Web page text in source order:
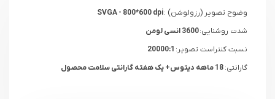
وضوح تصویر (رزولوشن) :
شدت روشنایی:3600 انسی لومن
نسبت کنتراست تصویر:
گارانتی: